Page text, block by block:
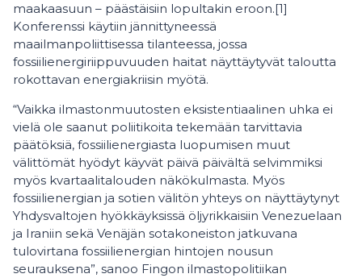
maakaasuun – päästäisiin lopultakin eroon.[1]
Konferenssi käytiin jännittyneessä
maailmanpoliittisessa tilanteessa, jossa
fossiilienergiriippuvuuden haitat näyttäytyvät taloutta
rokottavan energiakriisin myötä.
“Vaikka ilmastonmuutosten eksistentiaalinen uhka ei
vielä ole saanut poliitikoita tekemään tarvittavia
päätöksiä, fossiilienergiasta luopumisen muut
välittömät hyödyt käyvät päivä päivältä selvimmiksi
myös kvartaalitalouden näkökulmasta. Myös
fossiilienergian ja sotien välitön yhteys on näyttäytynyt
Yhdysvaltojen hyökkäyksissä öljyrikkaisiin Venezuelaan
ja Iraniin sekä Venäjän sotakoneiston jatkuvana
tulovirtana fossiilienergian hintojen nousun
seurauksena”, sanoo Fingon ilmastopolitiikan